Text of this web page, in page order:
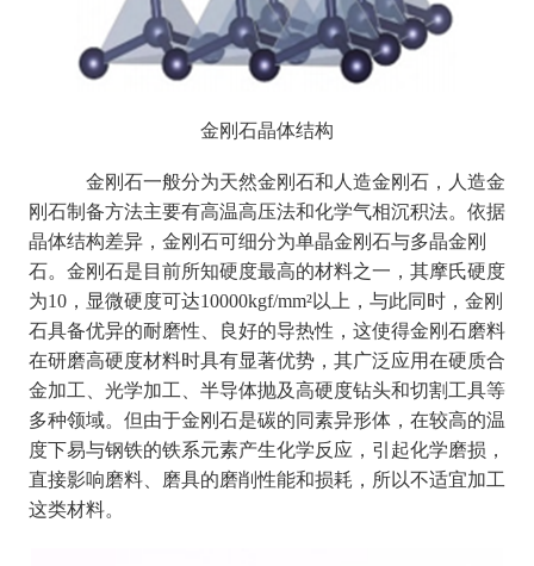
金刚石晶体结构
金刚石一般分为天然金刚石和人造金刚石，人造金
刚石制备方法主要有高温高压法和化学气相沉积法。依据
晶体结构差异，金刚石可细分为单晶金刚石与多晶金刚
石。金刚石是目前所知硬度最高的材料之一，其摩氏硬度
为10，显微硬度可达10000kgf/mm²以上，与此同时，金刚
石具备优异的耐磨性、良好的导热性，这使得金刚石磨料
在研磨高硬度材料时具有显著优势，其广泛应用在硬质合
金加工、光学加工、半导体抛及高硬度钻头和切割工具等
多种领域。但由于金刚石是碳的同素异形体，在较高的温
度下易与钢铁的铁系元素产生化学反应，引起化学磨损，
直接影响磨料、磨具的磨削性能和损耗，所以不适宜加工
这类材料。